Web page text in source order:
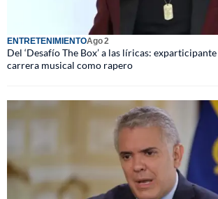
ENTRETENIMIENTOAgo 2
Del ‘Desafío The Box’ a las líricas: exparticipante
carrera musical como rapero